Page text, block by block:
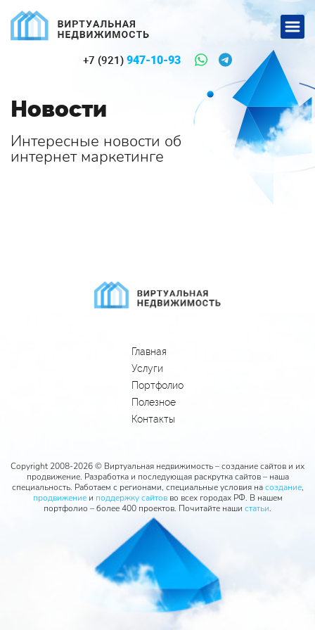
+7 (921) 947-10-93
Новости
Интересные новости об
интернет маркетинге
Главная
Услуги
Портфолио
Полезное
Контакты
Copyright 2008-2026 © Виртуальная недвижимость – создание сайтов и их
продвижение. Разработка и последующая раскрутка сайтов – наша
специальность. Работаем с регионами, специальные условия насоздание,
продвижениеи поддержку сайтовво всех городах РФ. В нашем
портфолио – более 400 проектов. Почитайте наши статьи.